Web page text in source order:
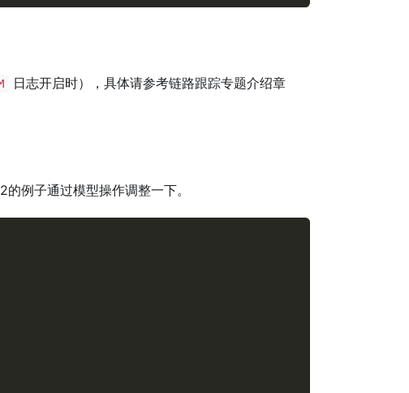
日志开启时），具体请参考链路跟踪专题介绍章
例子通过模型操作调整一下。